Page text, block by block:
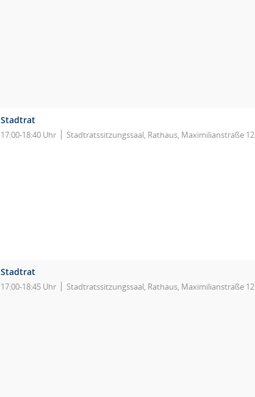
Stadtrat
17:00-18:40 Uhr Stadtratssitzungssaal, Rathaus, Maximilianstraße 12
Stadtrat
17:00-18:45 Uhr Stadtratssitzungssaal, Rathaus, Maximilianstraße 12